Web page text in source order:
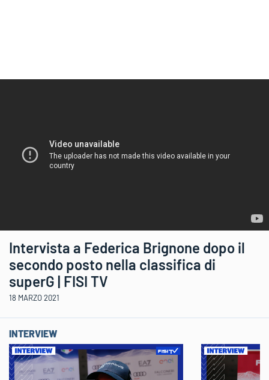
Intervista a Federica Brignone dopo il
secondo posto nella classifica di
superG | FISI TV
18 MARZO 2021
INTERVIEW